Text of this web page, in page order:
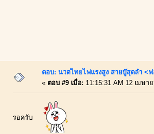
ตอบ: นวดไทยไฟแรงสูง สายบู๊สุดลำ <ฟ
« ตอบ #9 เมื่อ: 11:15:31 AM 12 เมษา
รอครับ